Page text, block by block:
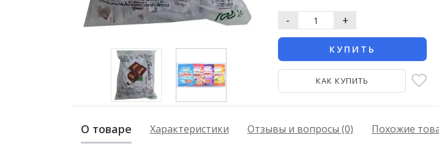
- +
КУПИТЬ
КАК КУПИТЬ
О товаре Характеристики Отзывы и вопросы (0) Похожие